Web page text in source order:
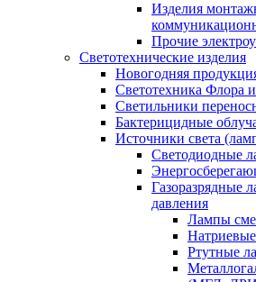
Изделия
Прочие
Светотехнические изделия
Новогодняя
Светотехника Флора
Светильники
Бактерицидные
Источники света
Светодиодные
Газоразрядные
давления
Лампы
Ртутные